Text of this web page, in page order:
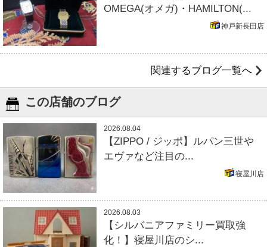
OMEGA(オメガ)・HAMILTON(...
神戸新長田店
関連するブログ一覧へ
この店舗のブログ
2026.08.04
【ZIPPO / ジッポ】ルパン三世や
エヴァなど注目の...
寝屋川店
2026.08.03
【シルバニアファミリー買取強
化！】寝屋川店のシ...